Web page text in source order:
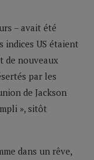
– avait été
indices US étaient
de nouveaux
par les
de Jackson
», sitôt
dans un rêve,